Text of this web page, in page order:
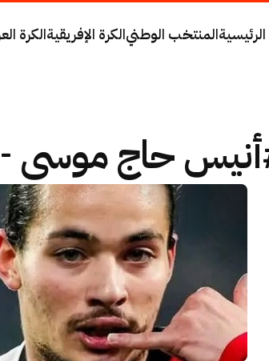
الرئيسيةالمنتخب الوطنيالكرة الإفريقيةالكرة
حاج موسى -